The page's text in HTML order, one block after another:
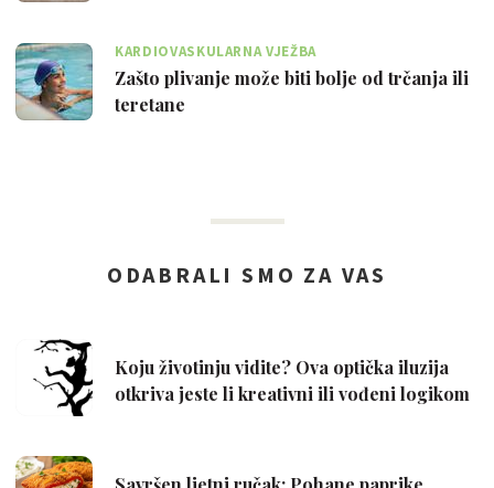
KARDIOVASKULARNA VJEŽBA
Zašto plivanje može biti bolje od trčanja ili
teretane